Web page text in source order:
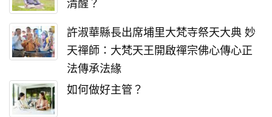
清醒？
許淑華縣長出席埔里大梵寺祭天大典 妙
天禪師：大梵天王開啟禪宗佛心傳心正
法傳承法緣
如何做好主管？